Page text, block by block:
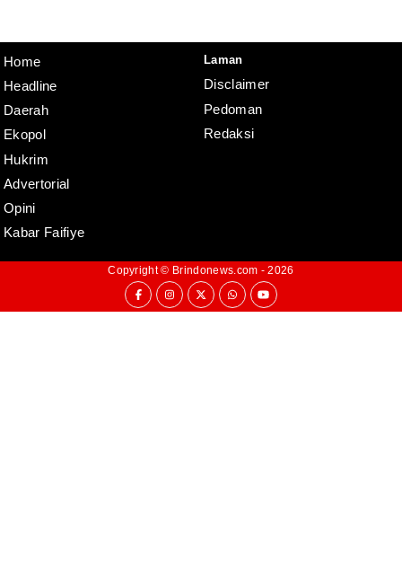
Home
Headline
Daerah
Ekopol
Hukrim
Advertorial
Opini
Kabar Faifiye
Laman
Disclaimer
Pedoman
Redaksi
Copyright © Brindonews.com - 2026